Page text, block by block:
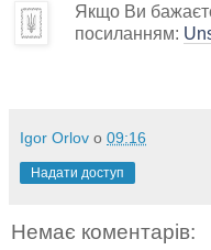
Якщо Ви бажаєте
посиланням:
Igor Orlov о 09:16
Надати доступ
Немає коментарів: